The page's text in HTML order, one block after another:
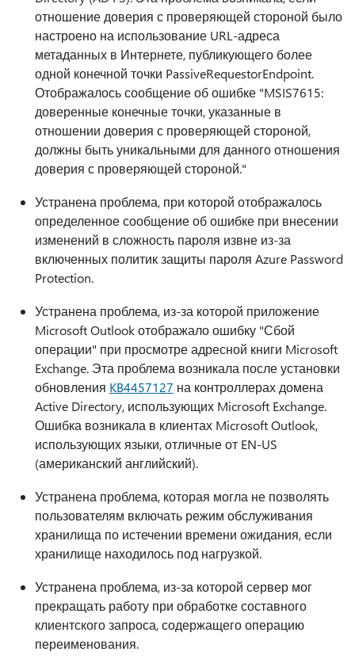
отношение доверия с проверяющей стороной было
настроено на использование URL-адреса
метаданных в Интернете, публикующего более
одной конечной точки PassiveRequestorEndpoint.
Отображалось сообщение об ошибке "MSIS7615:
доверенные конечные точки, указанные в
отношении доверия с проверяющей стороной,
должны быть уникальными для данного отношения
доверия с проверяющей стороной."
Устранена проблема, при которой отображалось
определенное сообщение об ошибке при внесении
изменений в сложность пароля извне из-за
включенных политик защиты пароля Azure Password
Protection.
Устранена проблема, из-за которой приложение
Microsoft Outlook отображало ошибку "Сбой
операции" при просмотре адресной книги Microsoft
Exchange. Эта проблема возникала после установки
обновления KB4457127 на контроллерах домена
Active Directory, использующих Microsoft Exchange.
Ошибка возникала в клиентах Microsoft Outlook,
использующих языки, отличные от EN-US
(американский английский).
Устранена проблема, которая могла не позволять
пользователям включать режим обслуживания
хранилища по истечении времени ожидания, если
хранилище находилось под нагрузкой.
Устранена проблема, из-за которой сервер мог
прекращать работу при обработке составного
клиентского запроса, содержащего операцию
переименования.